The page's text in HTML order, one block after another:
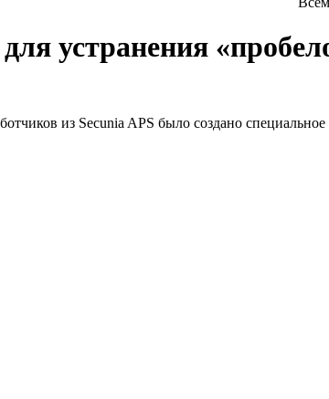
устранения
из Secunia APS было создано